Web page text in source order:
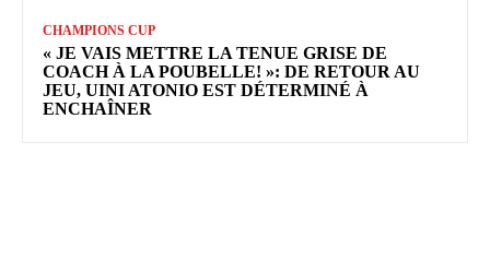
CHAMPIONS CUP
« JE VAIS METTRE LA TENUE GRISE DE
COACH À LA POUBELLE! »: DE RETOUR AU
JEU, UINI ATONIO EST DÉTERMINÉ À
ENCHAÎNER